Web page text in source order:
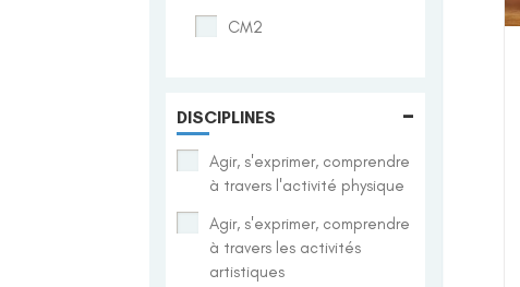
CM2
DISCIPLINES -
Agir, s'exprimer, comprendre
à travers l'activité physique
Agir, s'exprimer, comprendre
à travers les activités
artistiques